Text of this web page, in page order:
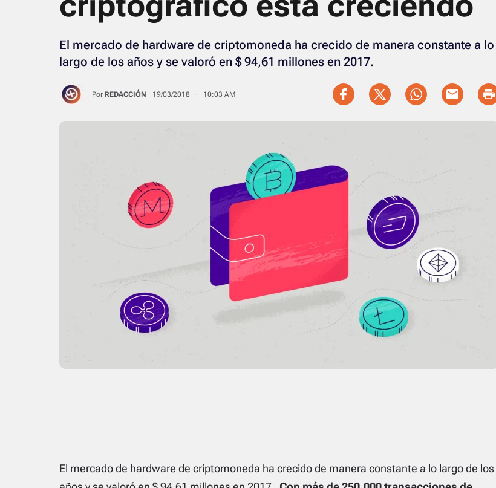
El mercado de hardware de criptomoneda ha crecido de manera constante a lo
largo de los años y se valoró en $ 94,61 millones en 2017.
Por REDACCIÓN 19/03/2018 · 10:03 AM
El mercado de hardware de criptomoneda ha crecido de manera constante a lo largo de los